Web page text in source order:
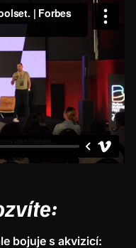
bojuje s akvizicí: